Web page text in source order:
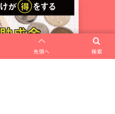
検索
先頭へ